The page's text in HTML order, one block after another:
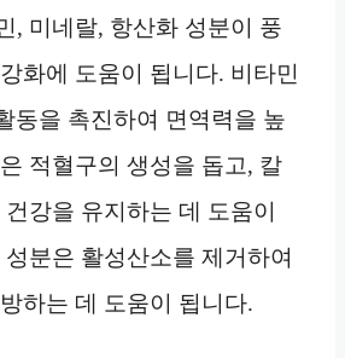
, 미네랄, 항산화 성분이 풍
화에 도움이 됩니다. 비타민
동을 촉진하여 면역력을 높
적혈구의 생성을 돕고, 칼
강을 유지하는 데 도움이
분은 활성산소를 제거하여
하는 데 도움이 됩니다.